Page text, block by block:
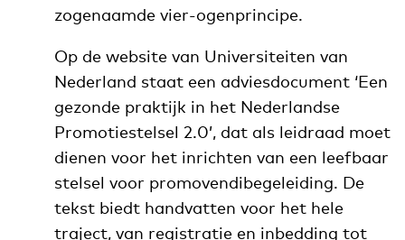
zogenaamde vier-ogenprincipe.
Op de website van Universiteiten van
Nederland staat een adviesdocument ‘Een
gezonde praktijk in het Nederlandse
Promotiestelsel 2.0’, dat als leidraad moet
dienen voor het inrichten van een leefbaar
stelsel voor promovendibegeleiding. De
tekst biedt handvatten voor het hele
traject, van registratie en inbedding tot